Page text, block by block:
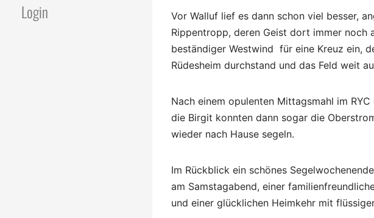
Login
Vor Walluf lief es dann schon viel besser,
Rippentropp, deren Geist dort immer
beständiger Westwind für eine Kreuz ein,
Rüdesheim durchstand und das Feld weit
Nach einem opulenten Mittagsmahl im
die Birgit konnten dann sogar die
wieder nach Hause segeln.
Im Rückblick ein schönes
am Samstagabend, einer
und einer glücklichen Heimkehr mit